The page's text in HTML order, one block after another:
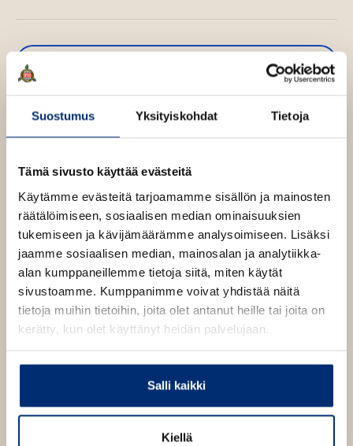
Suostumus Yksityiskohdat Tietoja
Tämä sivusto käyttää evästeitä
Käytämme evästeitä tarjoamamme sisällön ja mainosten
räätälöimiseen, sosiaalisen median ominaisuuksien
tukemiseen ja kävijämäärämme analysoimiseen. Lisäksi
jaamme sosiaalisen median, mainosalan ja analytiikka-
alan kumppaneillemme tietoja siitä, miten käytät
sivustoamme. Kumppanimme voivat yhdistää näitä
tietoja muihin tietoihin, joita olet antanut heille tai joita on
kerätty, kun olet käyttänyt heidän palvelujaan.
Salli kaikki
Kiellä
Émile Bravo
Lue lisää tekijästä
É
i
l
r
o